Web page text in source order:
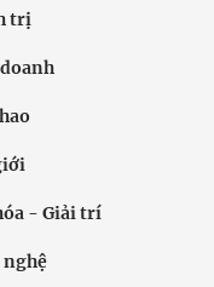
trị
- Giải trí
nghệ